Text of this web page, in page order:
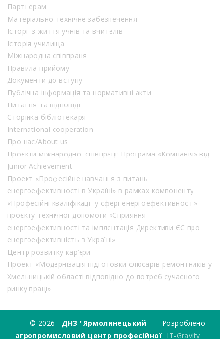
Партнерам
Матеріально-технічне забезпечення
Історії з життя учнів та вчителів
Історія училища
Міжнародна співпраця
Правила прийому
Документи до вступу
Публічна інформація та нормативні акти
Питання та відповіді
Сторінка бібліотекаря
International cooperation
Про нас/About us
Проєкти міжнародної співпраці: Програма «Компанія» від
Junior Achievement
Проект «Професійне навчання з питань
енергоефективності в Україні» в рамках компоненту
«Професійні кваліфікації у сфері енергоефективності»
проєкту технічної допомоги «Сприяння
енергоефективності та імплентація Директиви ЄС про
енергоефективність в Україні»
Центр розвитку кар’єри
Проект «Модернізація підготовки слюсарів-ремонтників у
Хмельницькій області відповідно до потреб сучасного
ринку праці»
© 2026 - ДНЗ "Ярмолинецький
агропромисловий центр професійної
Розроблено
IT-Gravity